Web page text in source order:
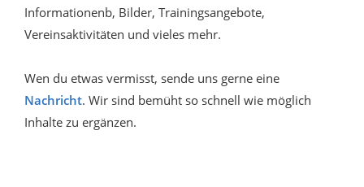
Informationenb, Bilder, Trainingsangebote,
Vereinsaktivitäten und vieles mehr.
Wen du etwas vermisst, sende uns gerne eine
Nachricht. Wir sind bemüht so schnell wie möglich
Inhalte zu ergänzen.